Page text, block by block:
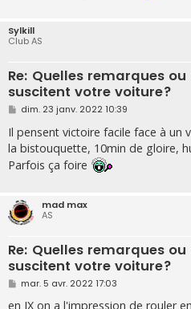
Sylkill
Club AS
Re: Quelles remarques
suscitent votre voiture?
M
s
s
a
g
e
dim. 23 janv. 2022 10:39
Il pensent victoire facile face à un
la bistouquette, 10min de gloire,
Parfois ça foire
mad max
AS
Re: Quelles remarques
suscitent votre voiture?
M
s
mar. 5 avr. 2022 17:03
en IX on a l'impression de rouler